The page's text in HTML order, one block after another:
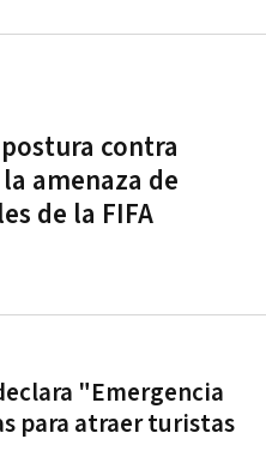
postura contra
amenaza de
de la FIFA
"Emergencia
para atraer turistas